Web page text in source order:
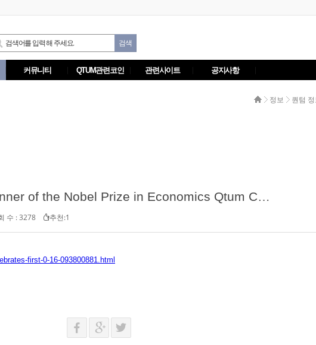
커뮤니티 QTUM관련코인 관련사이트 공지사항
정보 퀀텀 정
FINANCE Paul Romer: Winner of the Nobel Prize in Economics Qtum Celebrates First Year with New 0.16 Update
수 : 3278 추천:1
first-0-16-093800881.html